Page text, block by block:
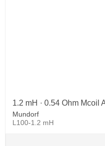
1.2 mH · 0.54 Ohm Mcoil
Mundorf
L100-1.2 mH